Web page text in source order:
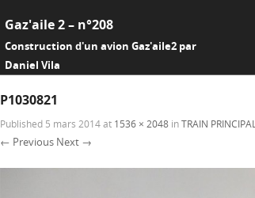
Gaz'aile 2 – n°208
Construction d'un avion Gaz'aile2 par
Daniel Vila
P1030821
Published 5 mars 2014at 1536 × 2048 inTRAIN PRINCIPAL
← Previous Next →